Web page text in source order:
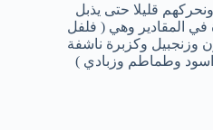
قليلا حتى يذبل
في المقادير وهي ( فلفل
وزنجبيل وكزبرة ناشفة
اسود وطماطم وزبادي )